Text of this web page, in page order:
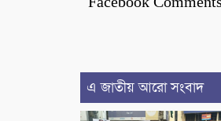
এ জাতীয় আরো সংবাদ